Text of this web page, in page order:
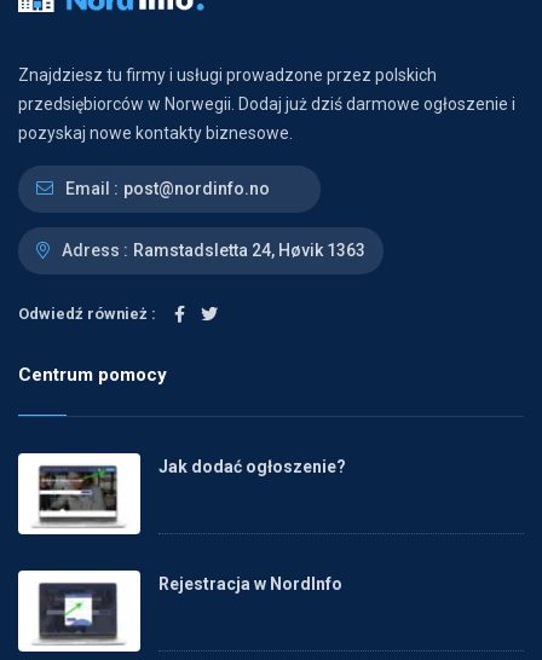
Znajdziesz tu firmy i usługi prowadzone przez polskich
przedsiębiorców w Norwegii. Dodaj już dziś darmowe ogłoszenie i
pozyskaj nowe kontakty biznesowe.
Email : post@nordinfo.no
Adress : Ramstadsletta 24, Høvik 1363
Odwiedź również :
Centrum pomocy
Jak dodać ogłoszenie?
Rejestracja w NordInfo